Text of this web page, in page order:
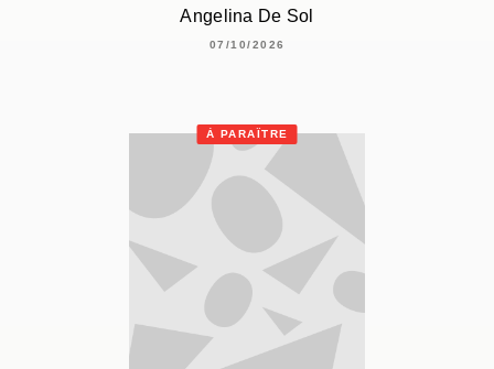
Angelina De Sol
07/10/2026
À PARAÎTRE